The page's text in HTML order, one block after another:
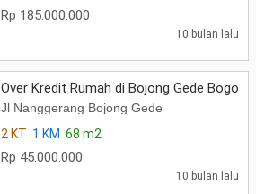
Rp 185.000.000
10 bulan lalu
Over Kredit Rumah di Bojong Gede Bogor
Jl Nanggerang Bojong Gede
2 KT 1 KM 68 m2
Rp 45.000.000
10 bulan lalu